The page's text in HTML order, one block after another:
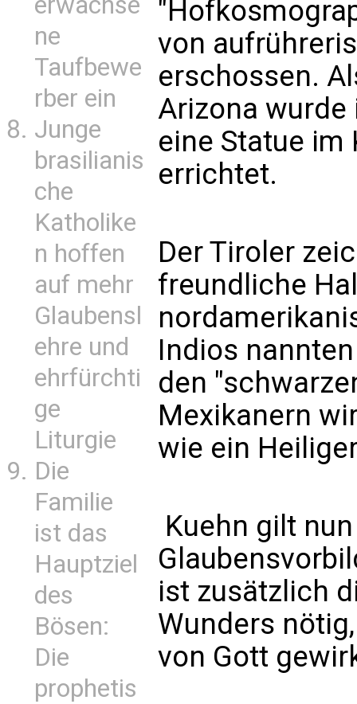
ne
Taufbewe
rber ein
Junge
brasilianis
che
Katholike
n hoffen
auf mehr
Glaubensl
ehre und
ehrfürchti
ge
Liturgie
Die
Familie
ist das
Hauptziel
des
Bösen:
Die
prophetis
von
erschossen.
Arizona wurde
eine Statue
errichtet.
Der Tiroler
freundliche
Indios
den
Mexikanern
wie ein
Kuehn gilt
ist zusätzlich
Wunders
von Gott